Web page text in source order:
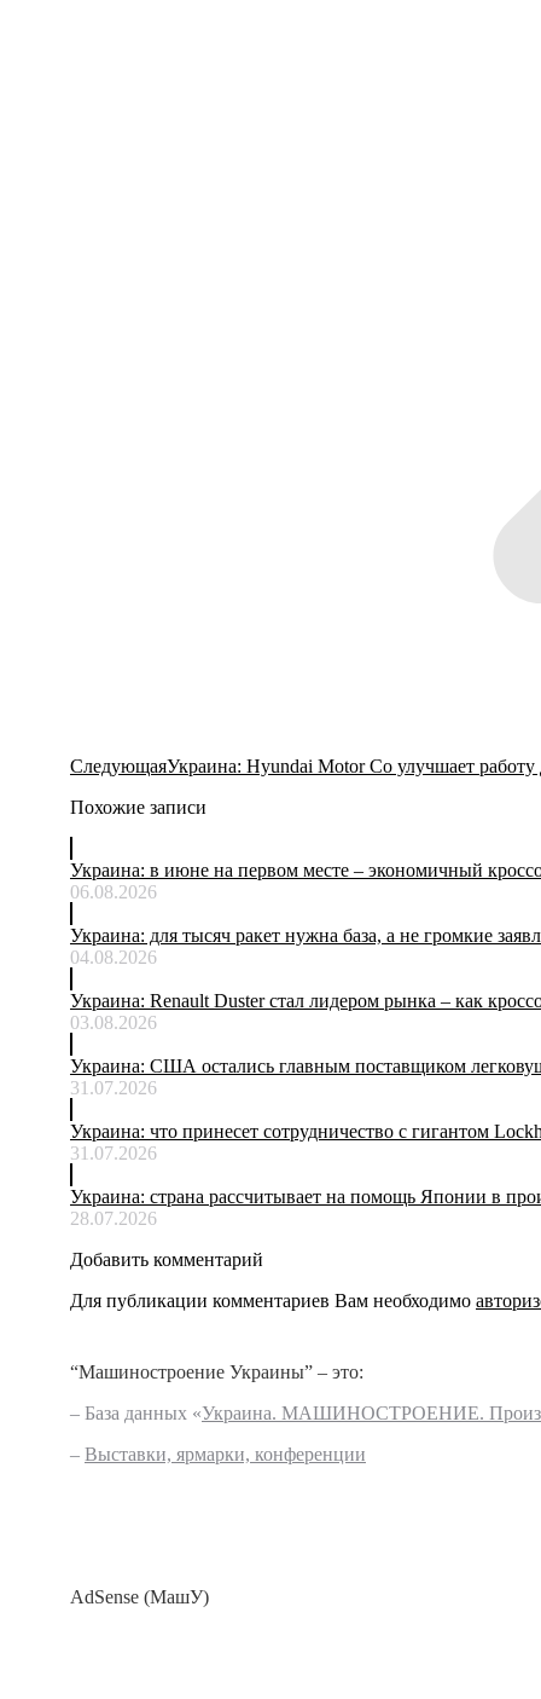
СледующаяСледующая
Украина: Hyundai Motor Co улучшает работу
Похожие записи
Украина: в июне на первом месте – экономичный
06.08.2026
Украина: для тысяч ракет нужна база, а не громкие
04.08.2026
Украина: Renault Duster стал лидером рынка – как
03.08.2026
Украина: США остались главным поставщиком
31.07.2026
Украина: что принесет сотрудничество с гигантом
31.07.2026
Украина: страна рассчитывает на помощь Японии в
28.07.2026
Добавить комментарий
Для публикации комментариев Вам необходимо
“Машиностроение Украины” – это:
– База данных «Украина. МАШИНОСТРОЕНИЕ.
– Выставки, ярмарки, конференции
AdSense (МашУ)